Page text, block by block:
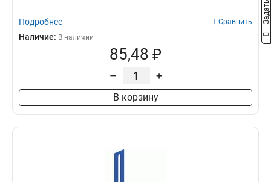
Подробнее Сравнить
Наличие: В наличии
85,48 ₽
– +
В корзину